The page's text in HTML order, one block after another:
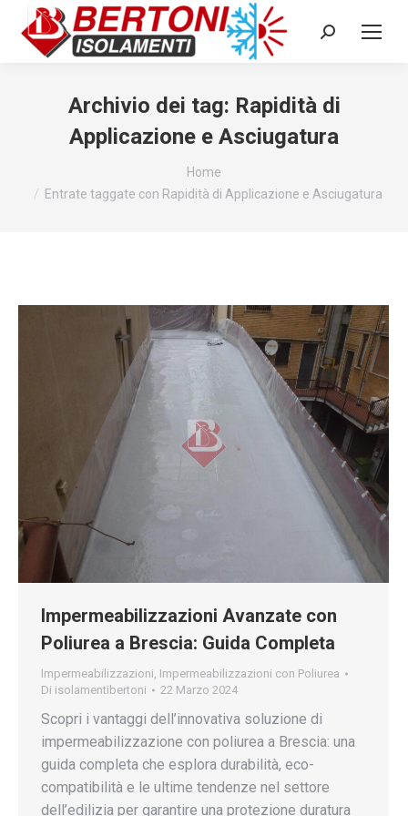
Cerca:
Archivio dei tag: Rapidità di
Applicazione e Asciugatura
Home
Entrate taggate con Rapidità di Applicazione e Asciugatura
Impermeabilizzazioni Avanzate con
Poliurea a Brescia: Guida Completa
Impermeabilizzazioni Impermeabilizzazioni con Poliurea
Di isolamentibertoni 22 Marzo 2024
Scopri i vantaggi dell’innovativa soluzione di
impermeabilizzazione con poliurea a Brescia: una
guida completa che esplora durabilità, eco-
compatibilità e le ultime tendenze nel settore
dell’edilizia per garantire una protezione duratura